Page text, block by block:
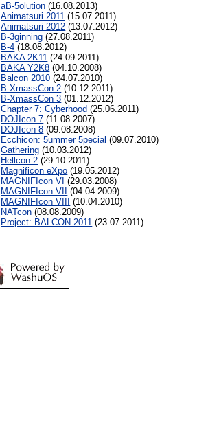
aB-5olution (16.08.2013)
Animatsuri 2011 (15.07.2011)
Animatsuri 2012 (13.07.2012)
B-3ginning (27.08.2011)
B-4 (18.08.2012)
BAKA 2K11 (24.09.2011)
BAKA Y2K8 (04.10.2008)
Balcon 2010 (24.07.2010)
B-XmassCon 2 (10.12.2011)
B-XmassCon 3 (01.12.2012)
Chapter 7: Cyberhood (25.06.2011)
DOJIcon 7 (11.08.2007)
DOJIcon 8 (09.08.2008)
Ecchicon: 5ummer 5pecial (09.07.2010)
Gathering (10.03.2012)
Hellcon 2 (29.10.2011)
Magnificon eXpo (19.05.2012)
MAGNIFIcon VI (29.03.2008)
MAGNIFIcon VII
(04.04.2009)
MAGNIFIcon VIII
(10.04.2010)
NATcon (08.08.2009)
Project: BALCON 2011 (23.07.2011)